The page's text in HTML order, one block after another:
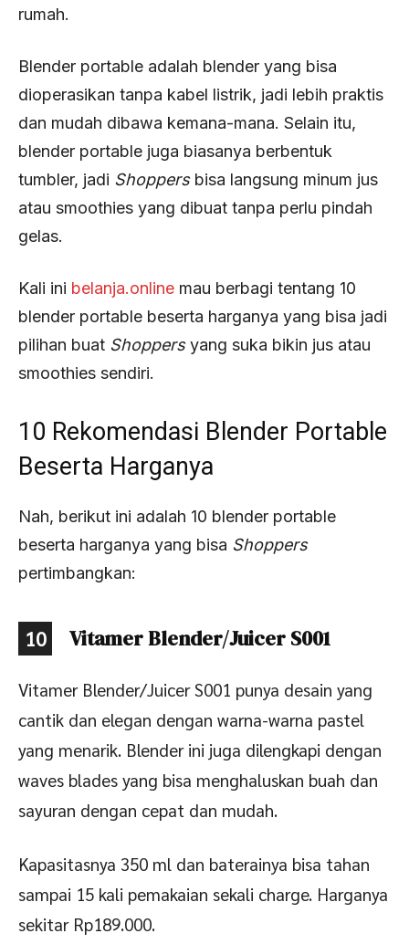
rumah.
Blender portable adalah blender yang bisa
dioperasikan tanpa kabel listrik, jadi lebih praktis
dan mudah dibawa kemana-mana. Selain itu,
blender portable juga biasanya berbentuk
tumbler, jadi Shoppersbisa langsung minum jus
atau smoothies yang dibuat tanpa perlu pindah
gelas.
Kali ini belanja.online mau berbagi tentang 10
blender portable beserta harganya yang bisa jadi
pilihan buat Shoppersyang suka bikin jus atau
smoothies sendiri.
10 Rekomendasi Blender Portable
Beserta Harganya
Nah, berikut ini adalah 10 blender portable
beserta harganya yang bisa Shoppers
pertimbangkan:
10 Vitamer Blender/Juicer S001
Vitamer Blender/Juicer S001 punya desain yang
cantik dan elegan dengan warna-warna pastel
yang menarik. Blender ini juga dilengkapi dengan
waves blades yang bisa menghaluskan buah dan
sayuran dengan cepat dan mudah.
Kapasitasnya 350 ml dan baterainya bisa tahan
sampai 15 kali pemakaian sekali charge. Harganya
sekitar Rp189.000.